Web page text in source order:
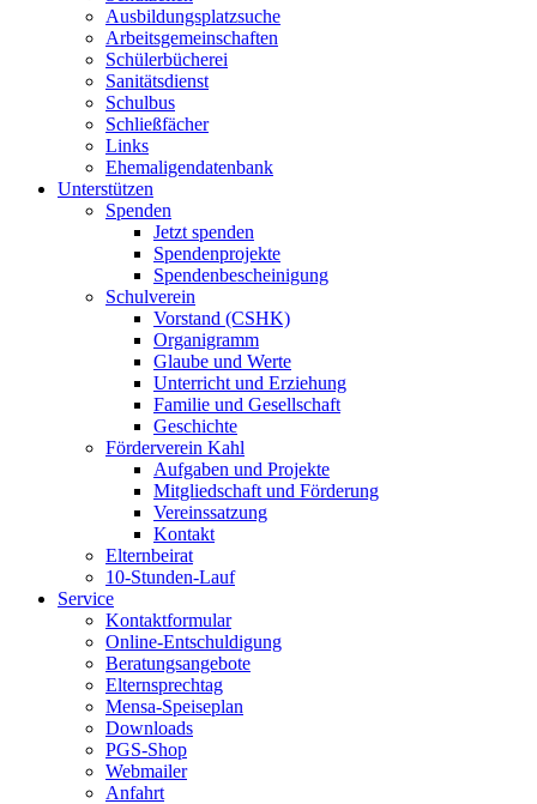
Ausbildungsplatzsuche
Arbeitsgemeinschaften
Schülerbücherei
Sanitätsdienst
Schulbus
Schließfächer
Links
Ehemaligendatenbank
Unterstützen
Spenden
Jetzt spenden
Spendenprojekte
Spendenbescheinigung
Schulverein
Vorstand (CSHK)
Organigramm
Glaube und Werte
Unterricht und Erziehung
Familie und Gesellschaft
Geschichte
Förderverein Kahl
Aufgaben und Projekte
Mitgliedschaft und Förderung
Vereinssatzung
Kontakt
Elternbeirat
10-Stunden-Lauf
Service
Kontaktformular
Online-Entschuldigung
Beratungsangebote
Elternsprechtag
Mensa-Speiseplan
Downloads
PGS-Shop
Webmailer
Anfahrt